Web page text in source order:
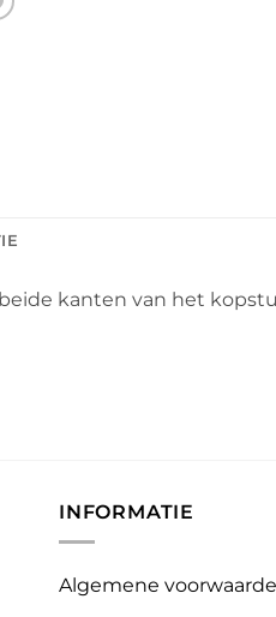
kanten van het
INFORMATIE
Algemene